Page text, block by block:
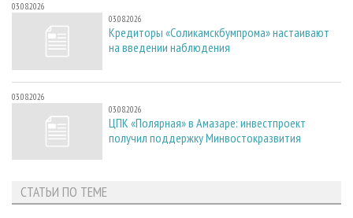
03.08.2026
03.08.2026
Кредиторы «Соликамскбумпрома» настаивают
на введении наблюдения
03.08.2026
03.08.2026
ЦПК «Полярная» в Амазаре: инвестпроект
получил поддержку Минвостокразвития
СТАТЬИ ПО ТЕМЕ